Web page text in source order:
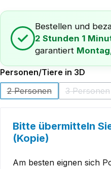
✓
Bestellen und
2 Stunden 1
garantiert
Personen/Tiere in 3D
2 Personen
(Diese Option ist zurzeit
3 Personen
(Diese
Bitte übermitteln
(Kopie)
Am besten eignen sich